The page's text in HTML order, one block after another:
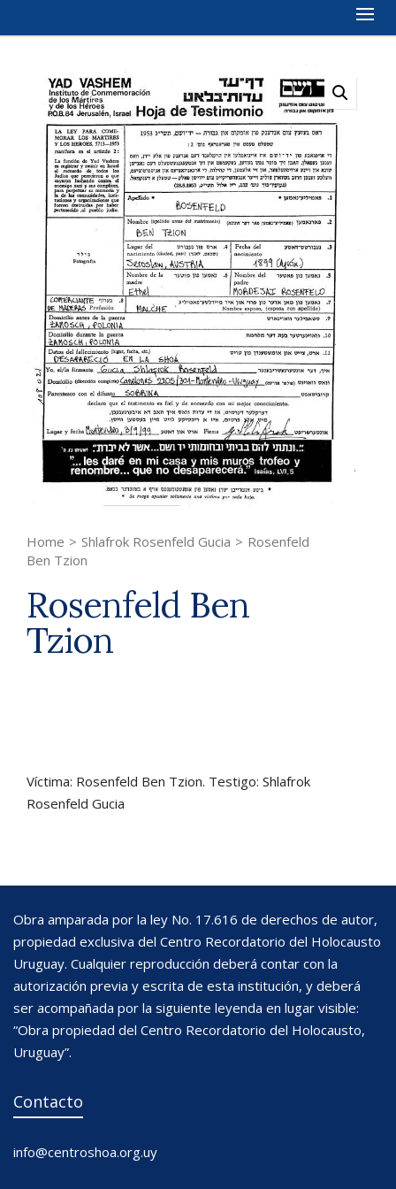
Home > Shlafrok Rosenfeld Gucia > Rosenfeld
Ben Tzion
Rosenfeld Ben
Tzion
Víctima: Rosenfeld Ben Tzion. Testigo: Shlafrok
Rosenfeld Gucia
Obra amparada por la ley No. 17.616 de derechos de autor,
propiedad exclusiva del Centro Recordatorio del Holocausto
Uruguay. Cualquier reproducción deberá contar con la
autorización previa y escrita de esta institución, y deberá
ser acompañada por la siguiente leyenda en lugar visible:
“Obra propiedad del Centro Recordatorio del Holocausto,
Uruguay”.
Contacto
info@centroshoa.org.uy